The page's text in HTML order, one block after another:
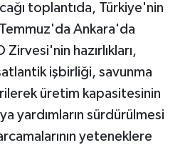
toplantıda, Türkiye'nin
Ankara'da
hazırlıkları,
işbirliği, savunma
üretim kapasitesinin
yardımların sürdürülmesi
yeteneklere